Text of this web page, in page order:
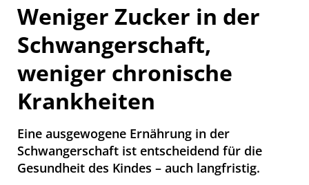
Weniger Zucker in der
Schwangerschaft,
weniger chronische
Krankheiten
Eine ausgewogene Ernährung in der
Schwangerschaft ist entscheidend für die
Gesundheit des Kindes – auch langfristig.